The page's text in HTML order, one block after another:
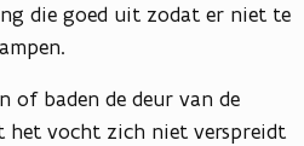
die goed uit zodat er niet te
of baden de deur van de
het vocht zich niet verspreidt